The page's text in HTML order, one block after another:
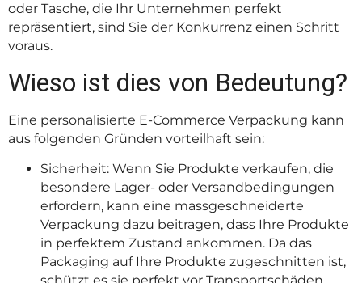
oder Tasche, die Ihr Unternehmen perfekt
repräsentiert, sind Sie der Konkurrenz einen Schritt
voraus.
Wieso ist dies von Bedeutung?
Eine personalisierte E-Commerce Verpackung kann
aus folgenden Gründen vorteilhaft sein:
Sicherheit: Wenn Sie Produkte verkaufen, die
besondere Lager- oder Versandbedingungen
erfordern, kann eine massgeschneiderte
Verpackung dazu beitragen, dass Ihre Produkte
in perfektem Zustand ankommen. Da das
Packaging auf Ihre Produkte zugeschnitten ist,